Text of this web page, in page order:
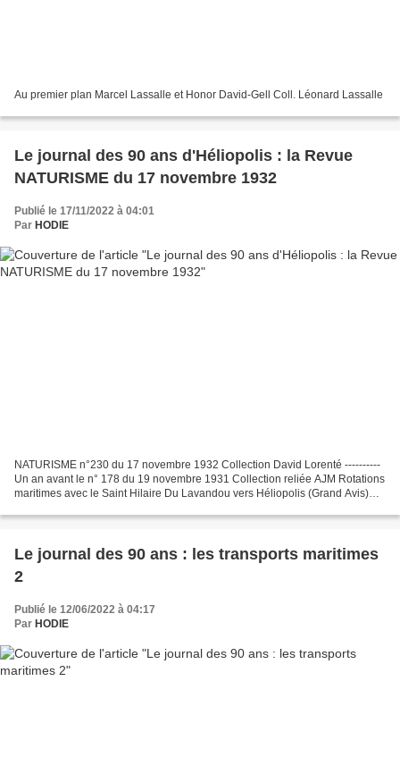
Au premier plan Marcel Lassalle et Honor David-Gell Coll. Léonard Lassalle
Le journal des 90 ans d'Héliopolis : la Revue
NATURISME du 17 novembre 1932
Publié le 17/11/2022 à 04:01
Par HODIE
NATURISME n°230 du 17 novembre 1932 Collection David Lorenté ----------
Un an avant le n° 178 du 19 novembre 1931 Collection reliée AJM Rotations
maritimes avec le Saint Hilaire Du Lavandou vers Héliopolis (Grand Avis)
Le journal des 90 ans : les transports maritimes
2
Publié le 12/06/2022 à 04:17
Par HODIE